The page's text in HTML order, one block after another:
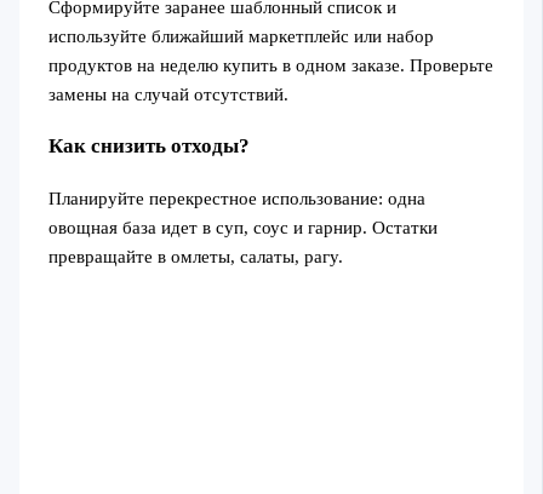
Сформируйте заранее шаблонный список и
используйте ближайший маркетплейс или набор
продуктов на неделю купить в одном заказе. Проверьте
замены на случай отсутствий.
Как снизить отходы?
Планируйте перекрестное использование: одна
овощная база идет в суп, соус и гарнир. Остатки
превращайте в омлеты, салаты, рагу.